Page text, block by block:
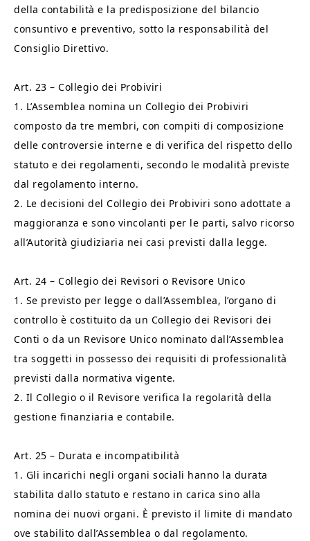
della contabilità e la predisposizione del bilancio
consuntivo e preventivo, sotto la responsabilità del
Consiglio Direttivo.
Art. 23 – Collegio dei Probiviri
1. L’Assemblea nomina un Collegio dei Probiviri
composto da tre membri, con compiti di composizione
delle controversie interne e di verifica del rispetto dello
statuto e dei regolamenti, secondo le modalità previste
dal regolamento interno.
2. Le decisioni del Collegio dei Probiviri sono adottate a
maggioranza e sono vincolanti per le parti, salvo ricorso
all’Autorità giudiziaria nei casi previsti dalla legge.
Art. 24 – Collegio dei Revisori o Revisore Unico
1. Se previsto per legge o dall’Assemblea, l’organo di
controllo è costituito da un Collegio dei Revisori dei
Conti o da un Revisore Unico nominato dall’Assemblea
tra soggetti in possesso dei requisiti di professionalità
previsti dalla normativa vigente.
2. Il Collegio o il Revisore verifica la regolarità della
gestione finanziaria e contabile.
Art. 25 – Durata e incompatibilità
1. Gli incarichi negli organi sociali hanno la durata
stabilita dallo statuto e restano in carica sino alla
nomina dei nuovi organi. È previsto il limite di mandato
ove stabilito dall’Assemblea o dal regolamento.